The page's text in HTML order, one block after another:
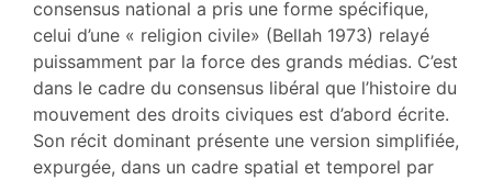
consensus national a pris une forme spécifique,
celui d’une « religion civile» (Bellah 1973) relayé
puissamment par la force des grands médias. C’est
dans le cadre du consensus libéral que l’histoire du
mouvement des droits civiques est d’abord écrite.
Son récit dominant présente une version simplifiée,
expurgée, dans un cadre spatial et temporel par